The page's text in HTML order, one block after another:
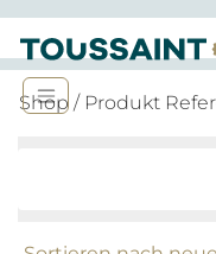
Shop / Produkt